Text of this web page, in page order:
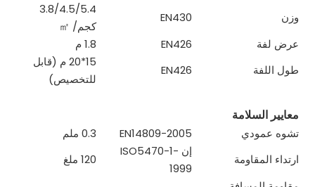
وزن
EN430
3.8/4.5/5.4
كجم/ ㎡
عرض لفة
EN426
1.8 م
طول اللفة
EN426
15*20 م (قابل
للتخصيص)
معايير السلامة
تشوه عمودي EN14809-2005
0.3 ملم
ارتداء المقاومة
إن ISO5470-1-
1999
120 ملغ